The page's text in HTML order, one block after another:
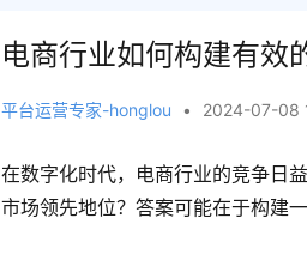
电商行业如何构建有效
平台运营专家-honglou • 2024-07-08
在数字化时代，电商行业的竞争日
市场领先地位？答案可能在于构建